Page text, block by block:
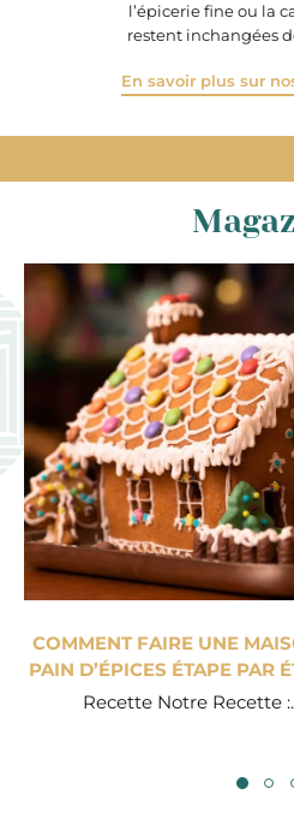
l’épicerie fine ou la
restent inchangées
En savoir plus sur
COMMENT FAIRE UNE
PAIN D’ÉPICES ÉTAPE PAR
Recette Notre Recette